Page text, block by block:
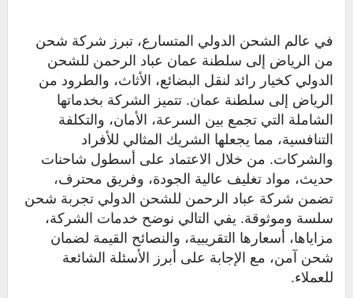
في عالم الشحن الدولي المتسارع، تبرز شركة شحن
من الرياض إلى سلطنة عمان عباد الرحمن للشحن
الدولي كخيار رائد لنقل البضائع، الأثاث، والطرود من
الرياض إلى سلطنة عمان. تتميز الشركة بخدماتها
الشاملة التي تجمع بين السرعة، الأمان، والتكلفة
التنافسية، مما يجعلها الشريك المثالي للأفراد
والشركات. من خلال الاعتماد على أسطول شاحنات
حديث، مواد تغليف عالية الجودة، وفريق محترف،
تضمن شركة عباد الرحمن للشحن الدولي تجربة شحن
سلسة وموثوقة. يفي التالي نوضح خدمات الشركة،
مزاياها، أسعارها التقريبية، والنصائح القيمة لضمان
شحن آمن، مع الإجابة على أبرز الأسئلة الشائعة
للعملاء.